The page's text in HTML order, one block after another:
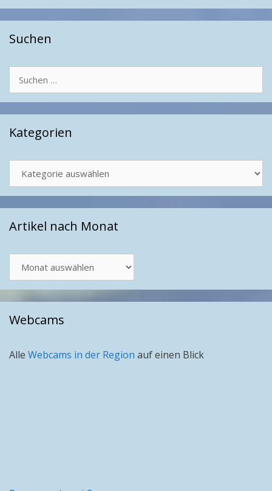
Suchen
nach:
Kategorien
Artikel nach Monat
nach
Monat
Webcams
Alle Webcams in der Region auf einen Blick